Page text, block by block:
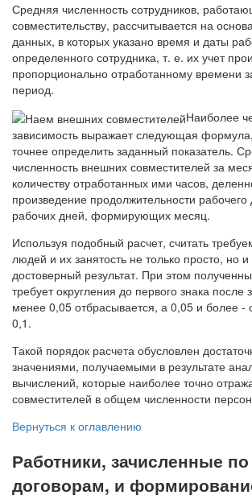
Средняя численность сотрудников,
совместительству, рассчитывается на
данных, в которых указано время и даты
определенного сотрудника, т. е. их учет
пропорционально отработанному времени
период.
Наиболее
зависимость выражает следующая
точнее определить заданный показатель.
численность внешних совместителей за
количеству отработанных ими часов,
произведение продолжительности
рабочих дней, формирующих месяц.
Используя подобный расчет, считать
людей и их занятость не только просто, но
достоверный результат. При этом
требует округления до первого знака после
менее 0,05 отбрасывается, а 0,05 и более -
0,1.
Такой порядок расчета обусловлен
значениями, получаемыми в результате
вычислений, которые наиболее точно
совместителей в общем численности
Вернуться к оглавлению
Работники, зачисленные
договорам, и